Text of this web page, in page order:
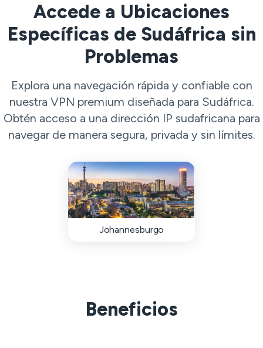
Accede a Ubicaciones
Específicas de Sudáfrica sin
Problemas
Explora una navegación rápida y confiable con
nuestra VPN premium diseñada para Sudáfrica.
Obtén acceso a una dirección IP sudafricana para
navegar de manera segura, privada y sin límites.
Johannesburgo
Beneficios